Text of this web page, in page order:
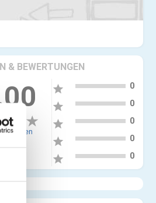
& BEWERTUNGEN
star 0
star 0
star 0
star 0
star 0